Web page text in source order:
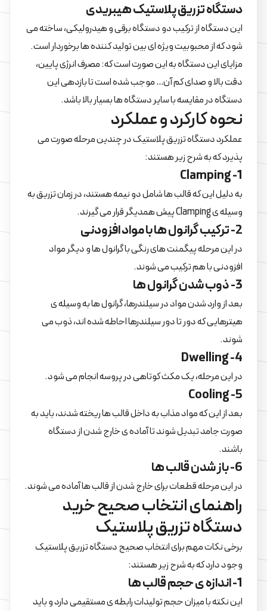
دستگاه تزریق پلاستیک هیبریدی
این دستگاه از ترکیب دو دستگاه برقی و هیدرولیکی، ساخته می
شود که از محبوبیت ویژه ای بین تولید کننده ها برخوردار است.
مزایای این دستگاه به این صورت است که: مصرف انرژی پایین،
دقت بالا و صدای کم آن… موجب شده است تا بازدهی این
دستگاه در مقایسه با سایر دستگاه ها بسیار بالا باشد.
نحوه کارکرد و عملکرد
عملکرد دستگاه تزریق پلاستیک در چندین مرحله صورت می
پذیرد که به شرح زیر هستند:
1- Clamping
به دلیل این که قالب ها شامل دو نیمه هستند، در زمان تزریق به
وسیله ی Clamping پیش همدیگر قرار می گیرند.
2- ترکیب گرانول ها با مواد افزودنی
در این مرحله پیگمنت های رنگی با گرانول ها و دیگر مواد
افزودنی با هم ترکیب می شوند.
3- ذوب شدن گرانول ها
بعد از وارد شدن مواد در سیلندرها، گرانول ها به وسیله ی
هیترهایی که دور تا دور سیلندرها احاطه شده اند، ذوب می
شوند.
4- Dwelling
در این مرحله، یک مکث کوتاهی در پروسه انجام می شود.
5- Cooling
بعد از این که مواد مذاب به داخل قالب ها ریخته شدند، باید به
صورت جامد تبدیل شوند تا آماده ی خارج شدن از دستگاه
باشند.
6- باز شدن قالب ها
در این مرحله قطعات برای خارج شدن از قالب ها آماده می شوند.
راهنمای انتخاب صحیح خرید
دستگاه تزریق پلاستیک
برخی نکات مهم برای انتخاب صحیح دستگاه تزریق پلاستیک
وجود دارد که به شرح زیر هستند:
1- اندازه ی حجم قالب ها
این نکته با میزان حجم تولیدات رابطه ی مستقیمی دارد و باید